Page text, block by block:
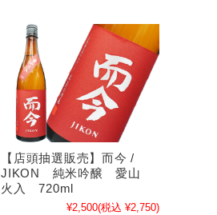
【店頭抽選販売】而今 /
JIKON 純米吟醸 愛山
火入 720ml
¥2,500(税込 ¥2,750)